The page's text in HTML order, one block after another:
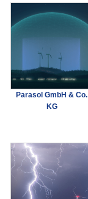
Parasol GmbH & Co.
KG